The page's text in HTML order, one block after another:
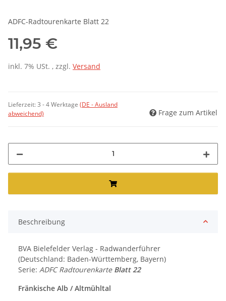
ADFC-Radtourenkarte Blatt 22
11,95 €
inkl. 7% USt. , zzgl. Versand
Lieferzeit:3 - 4 Werktage (DE - Ausland
abweichend)
Frage zum Artikel
Beschreibung
BVA Bielefelder Verlag - Radwanderführer
(Deutschland: Baden-Württemberg, Bayern)
Serie: ADFC Radtourenkarte Blatt 22
Fränkische Alb / Altmühltal